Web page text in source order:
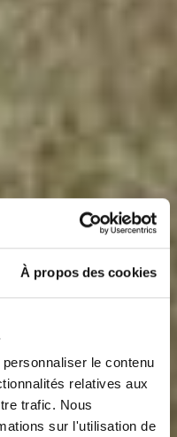
À propos des cookies
le contenu
relatives aux
trafic. Nous
sur l'utilisation de